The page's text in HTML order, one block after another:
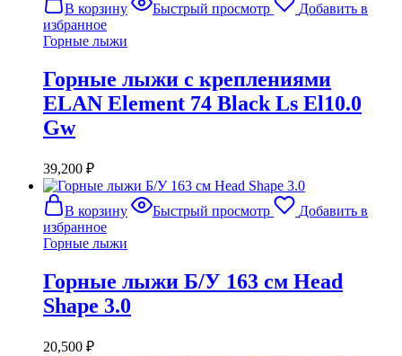
В корзину Быстрый просмотр
Добавить в
избранное
Горные лыжи
Горные лыжи с креплениями
ELAN Element 74 Black Ls El10.0
Gw
39,200 ₽
В корзину Быстрый просмотр
Добавить в
избранное
Горные лыжи
Горные лыжи Б/У 163 см Head
Shape 3.0
20,500 ₽